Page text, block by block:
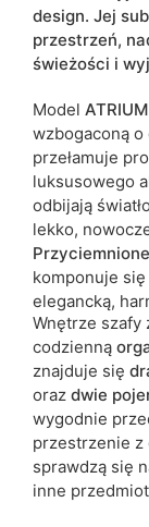
Szuflady
Lustro
ean13
Termin
Ze względu na
możliwe są
design. Jej
przestrzeń,
świeżości i
Model ATRIUM
wzbogaconą
przełamuje
luksusowego
odbijają
lekko,
komponuje
elegancką,
Wnętrze szafy
codzienną
znajduje się
oraz dwie
wygodnie
przestrzenie z
sprawdzą się
inne